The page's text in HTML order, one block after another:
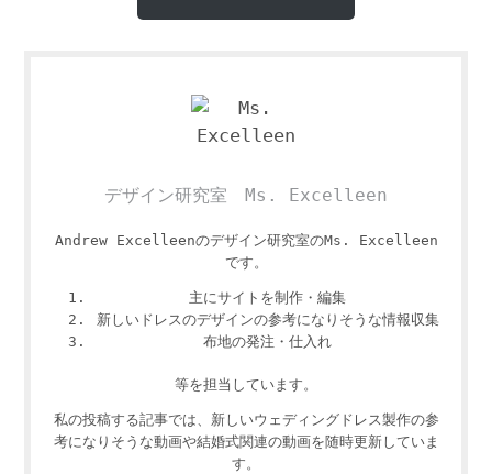
デザイン研究室 Ms. Excelleen
Andrew Excelleenのデザイン研究室のMs. Excelleen
です。
主にサイトを制作・編集
新しいドレスのデザインの参考になりそうな情報収集
布地の発注・仕入れ
等を担当しています。
私の投稿する記事では、新しいウェディングドレス製作の参
考になりそうな動画や結婚式関連の動画を随時更新していま
す。